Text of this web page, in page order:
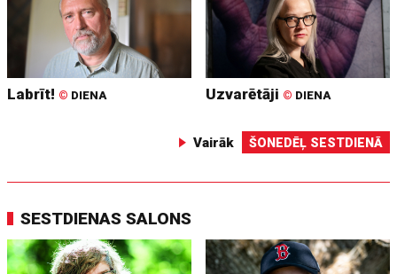
Labrīt! © DIENA Uzvarētāji © DIENA
Vairāk ŠONEDĒĻ SESTDIENĀ
SESTDIENAS SALONS